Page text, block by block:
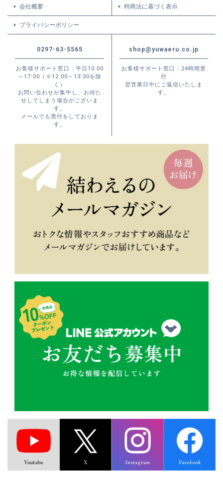
会社概要 特商法に基づく表示
プライバシーポリシー
0297-63-5565
お客様サポート窓口：平日10:00
～17:00（※12:00～13:30を除
く）
お問い合わせが集中し、お待た
せしてしまう場合がございま
す。
メールでも受付をしておりま
す。
shop@yuwaeru.co.jp
お客様サポート窓口：24時間受
付
翌営業日中にご返信いたしま
す。